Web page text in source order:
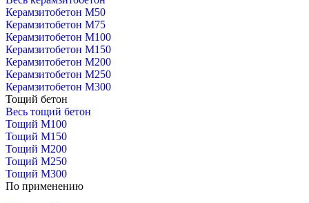
Керамзитобетон М50
Керамзитобетон М75
Керамзитобетон М100
Керамзитобетон М150
Керамзитобетон М200
Керамзитобетон М250
Керамзитобетон М300
Тощий бетон
Весь тощий бетон
Тощий М100
Тощий М150
Тощий М200
Тощий М250
Тощий М300
По применению